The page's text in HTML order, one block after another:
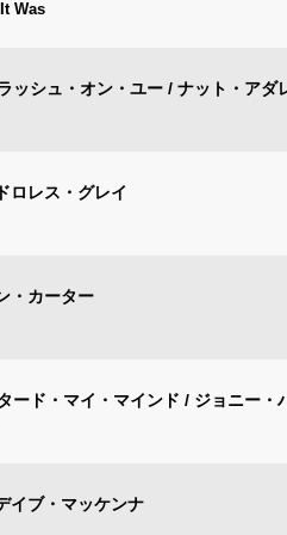
Was
ッシュ・オン・ユー / ナット・アダ
ロレス・グレイ
・カーター
ード・マイ・マインド / ジョニー・
イブ・マッケンナ